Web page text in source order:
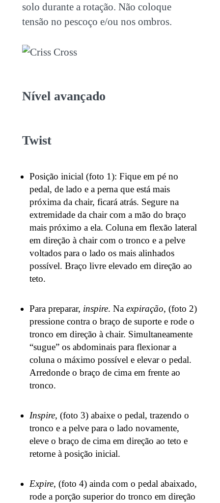
solo durante a rotação. Não coloque
tensão no pescoço e/ou nos ombros.
Nível avançado
Twist
Posição inicial (foto 1): Fique em pé no
pedal, de lado e a perna que está mais
próxima da chair, ficará atrás. Segure na
extremidade da chair com a mão do braço
mais próximo a ela. Coluna em flexão lateral
em direção à chair com o tronco e a pelve
voltados para o lado os mais alinhados
possível. Braço livre elevado em direção ao
teto.
Para preparar, inspire. Na expiração, (foto 2)
pressione contra o braço de suporte e rode o
tronco em direção à chair. Simultaneamente
“sugue” os abdominais para flexionar a
coluna o máximo possível e elevar o pedal.
Arredonde o braço de cima em frente ao
tronco.
Inspire, (foto 3) abaixe o pedal, trazendo o
tronco e a pelve para o lado novamente,
eleve o braço de cima em direção ao teto e
retorne à posição inicial.
Expire, (foto 4) ainda com o pedal abaixado,
rode a porção superior do tronco em direção